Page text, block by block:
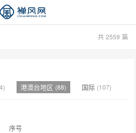
共 2559 篇
港澳台地区 (88) 国际 (107)
序号